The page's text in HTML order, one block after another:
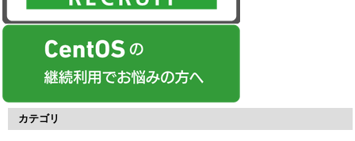
カテゴリ